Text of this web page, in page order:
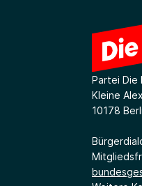
Partei Die
Kleine
10178